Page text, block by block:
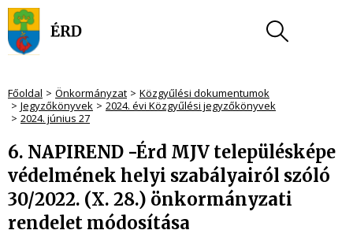
Főoldal Önkormányzat
Közgyűlési dokumentumok
Jegyzőkönyvek
2024. évi Közgyűlési jegyzőkönyvek
2024. június 27
6. NAPIREND -Érd MJV településképe
védelmének helyi szabályairól szóló
30/2022. (X. 28.) önkormányzati
rendelet módosítása